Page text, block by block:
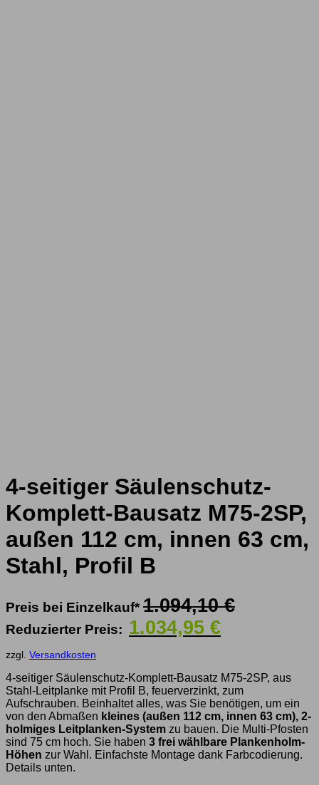
4-seitiger Säulenschutz-
Komplett-Bausatz M75-2SP,
außen 112 cm, innen 63 cm,
Stahl, Profil B
Preis bei Einzelkauf* 1.094,10€
Reduzierter Preis: 1.034,95 €Aktueller
Preis
1.034,95 €.
zzgl. Versandkosten
4-seitiger Säulenschutz-Komplett-Bausatz M75-2SP, aus
Stahl-Leitplanke mit Profil B, feuerverzinkt, zum
Aufschrauben. Beinhaltet alles, was Sie benötigen, um ein
von den Abmaßen kleines (außen 112 cm, innen 63 cm), 2-
holmiges Leitplanken-System zu bauen. Die Multi-Pfosten
sind 75 cm hoch. Sie haben 3 frei wählbare Plankenholm-
Höhen zur Wahl. Einfachste Montage dank Farbcodierung.
Details unten.